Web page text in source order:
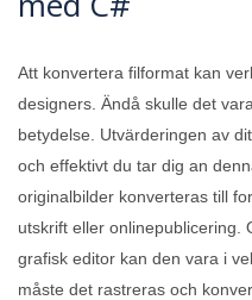
Att konvertera filformat kan
designers. Ändå skulle det
betydelse. Utvärderingen av
och effektivt du tar dig an
originalbilder konverteras till
utskrift eller onlinepublicering.
grafisk editor kan den vara i
måste det rastreras och